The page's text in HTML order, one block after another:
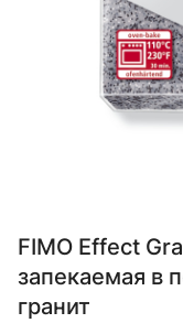
FIMO Effect
запекаемая в
гранит